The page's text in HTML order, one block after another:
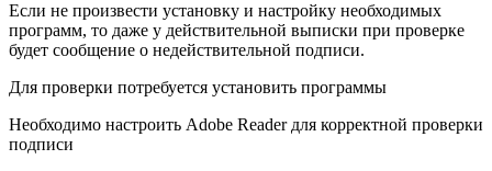
Если не произвести установку и настройку необходимых
программ, то даже у действительной выписки при проверке
будет сообщение о недействительной подписи.
Для проверки потребуется установить программы
Необходимо настроить Adobe Reader для корректной проверки
подписи